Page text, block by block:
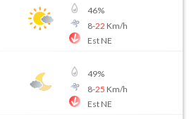
46%
8-22 Km/h
Est NE
49%
8-25 Km/h
Est NE